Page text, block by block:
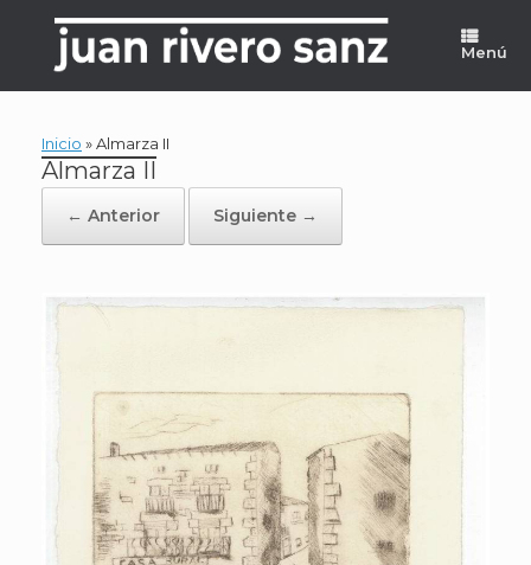
contenido
Menú
Inicio »Almarza II
Almarza II
← Anterior Siguiente →